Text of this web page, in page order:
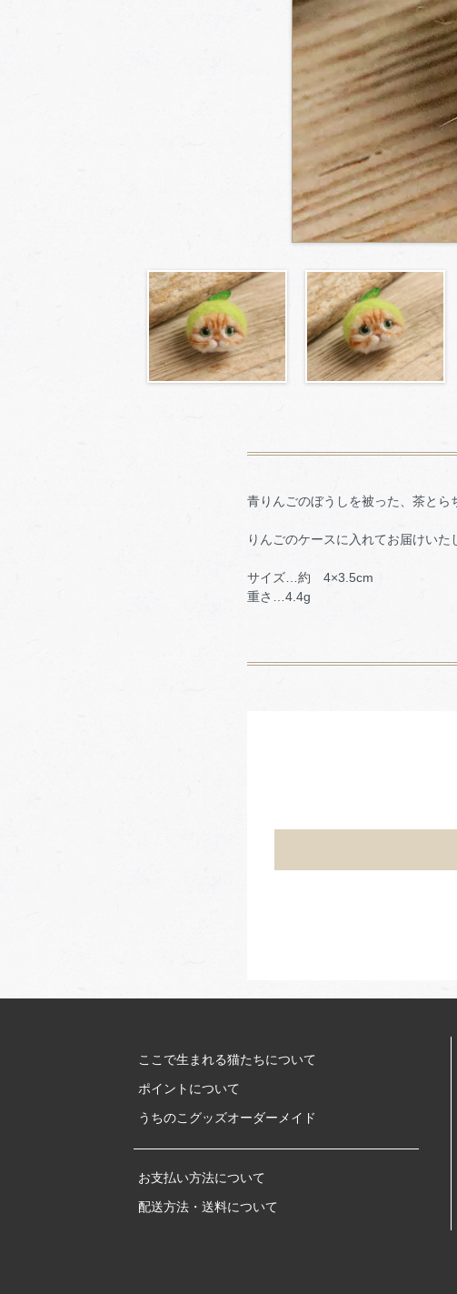
青りんごのぼうしを被った、茶とら
りんごのケースに入れてお届けいた
サイズ…約 4×3.5cm
重さ…4.4g
ここで生まれる猫たちについて
ポイントについて
うちのこグッズオーダーメイド
お支払い方法について
配送方法・送料について